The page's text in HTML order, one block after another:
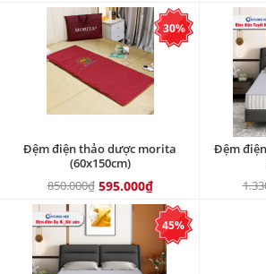
30%
Đệm điện thảo dược morita
(60x150cm)
850.000₫ 595.000₫
Đệm
45%